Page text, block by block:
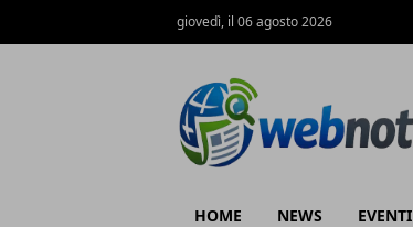
giovedì, il 06 agosto 2026
HOME NEWS EVENTI